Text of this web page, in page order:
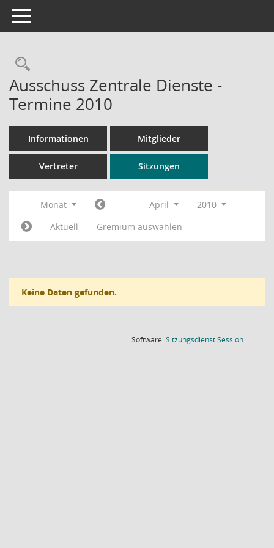
Toggle navigation
Rechercheauswahl
Ausschuss Zentrale Dienste -
Termine 2010
Informationen Mitglieder
Vertreter Sitzungen
Monat April
2010
Aktuell
Gremium auswählen
Keine Daten gefunden.
Software:SitzungsdienstSession(Wird in